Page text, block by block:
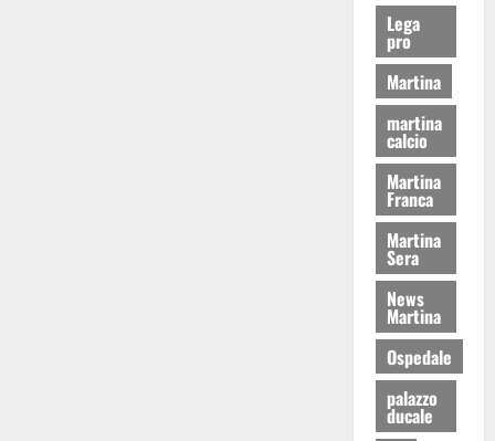
Lega
pro
Martina
martina
calcio
Martina
Franca
Martina
Sera
News
Martina
Ospedale
palazzo
ducale